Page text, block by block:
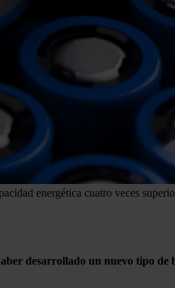
energética cuatro veces
desarrollado un nuevo tipo de